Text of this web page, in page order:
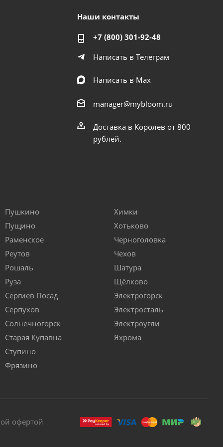
Наши контакты
+7 (800) 301-92-48
Написать в Телеграм
Написать в Мах
manager@mybloom.ru
Доставка в Королёв от 800
рублей.
Пушкино
Пущино
Раменское
Реутов
Рошаль
Руза
Сергиев Посад
Серпухов
Солнечногорск
Старая Купавна
Ступино
Фрязино
Химки
Хотьково
Черноголовка
Чехов
Шатура
Щёлково
Электрогорск
Электросталь
Электроугли
Яхрома
офертой